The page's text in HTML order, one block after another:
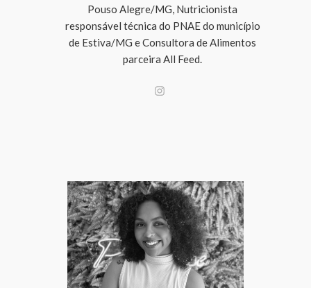
Pouso Alegre/MG, Nutricionista
responsável técnica do PNAE do município
de Estiva/MG e Consultora de Alimentos
parceira All Feed.